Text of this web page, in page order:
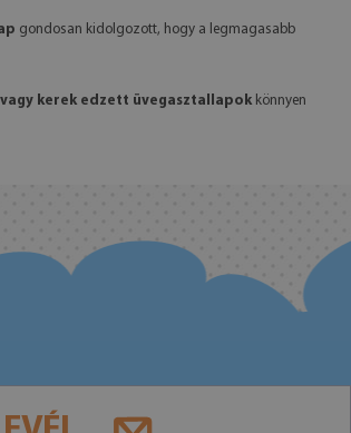
gondosan kidolgozott, hogy a legmagasabb
kerek edzett üvegasztallapok könnyen